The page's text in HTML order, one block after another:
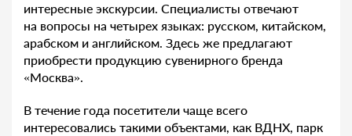
интересные экскурсии. Специалисты отвечают
на вопросы на четырех языках: русском, китайском,
арабском и английском. Здесь же предлагают
приобрести продукцию сувенирного бренда
«Москва».
В течение года посетители чаще всего
интересовались такими объектами, как ВДНХ, парк